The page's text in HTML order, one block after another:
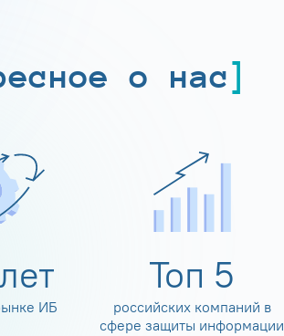
о нас
лет
ИБ
Топ 5
российских компаний в
сфере защиты информации